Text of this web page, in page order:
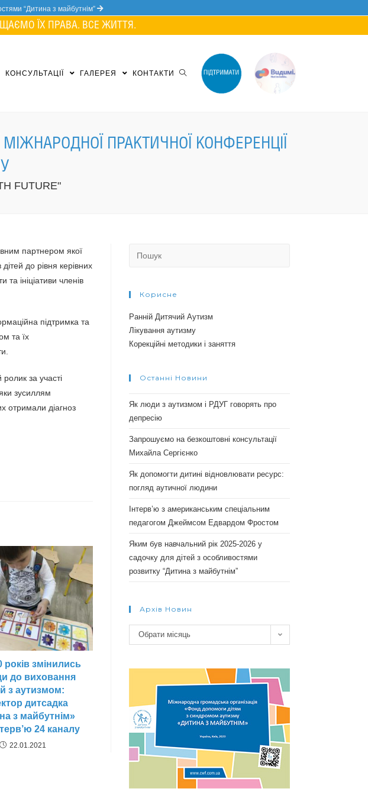
“Дитина з майбутнім”
ЇХ ПРАВА. ВСЕ ЖИТТЯ.
КОНСУЛЬТАЦІЇ ГАЛЕРЕЯ КОНТАКТИ
ПРАКТИЧНОЇ КОНФЕРЕНЦІЇ
FUTURE"
партнером якої
дітей до рівня керівних
ініціативи членів
підтримка та
та їх
за участі
зусиллям
отримали діагноз
років змінились
до виховання
з аутизмом:
дитсадка
з майбутнім»
24 каналу
22.01.2021
Корисне
Ранній Дитячий Аутизм
Лікування аутизму
Корекційні методики і заняття
Останні Новини
Як люди з аутизмом і РДУГ говорять про
депресію
Запрошуємо на безкоштовні консультації
Михайла Сергієнко
Як допомогти дитині відновлювати ресурс:
погляд аутичної людини
Інтерв’ю з американським спеціальним
педагогом Джеймсом Едвардом Фростом
Яким був навчальний рік 2025-2026 у
садочку для дітей з особливостями
розвитку “Дитина з майбутнім”
Архів Новин
Архів
новин
Обрати місяць